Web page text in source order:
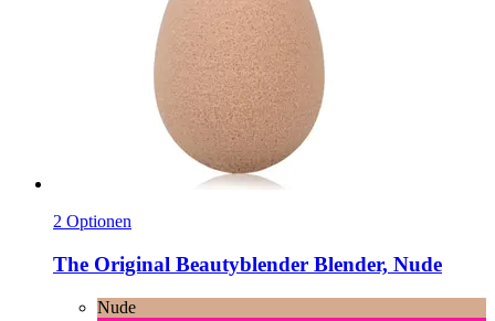
2 Optionen
The Original Beautyblender Blender, Nude
Nude